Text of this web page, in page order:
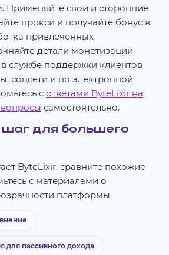
Применяйте свои и сторонние
прокси и получайте бонус в
привлеченных
детали монетизации
службе поддержки клиентов
соцсети и по электронной
с ответами ByteLixir на
самостоятельно.
для большего
ByteLixir, сравните похожие
с материалами о
платформы.
пассивного дохода